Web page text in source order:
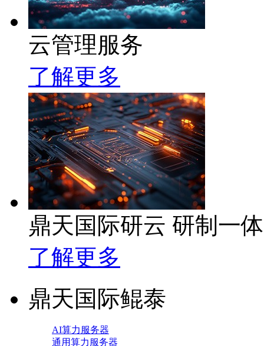
云管理服务
了解更多
鼎天国际研云 研制一
了解更多
鼎天国际鲲泰
AI算力服务器
通用算力服务器